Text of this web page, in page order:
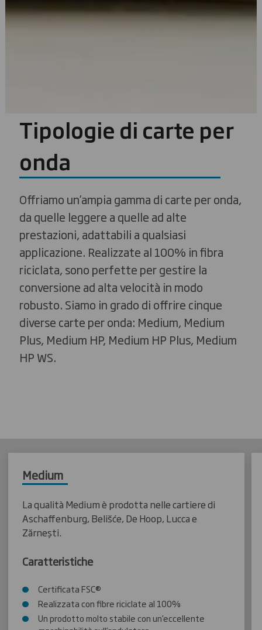
Tipologie di carte per
onda
Offriamo un’ampia gamma di carte per onda,
da quelle leggere a quelle ad alte
prestazioni, adattabili a qualsiasi
applicazione. Realizzate al 100% in fibra
riciclata, sono perfette per gestire la
conversione ad alta velocità in modo
robusto. Siamo in grado di offrire cinque
diverse carte per onda: Medium, Medium
Plus, Medium HP, Medium HP Plus, Medium
HP WS.
Medium
La qualità Medium è prodotta nelle cartiere di
Aschaffenburg, Belišće, De Hoop, Lucca e
Zărneşti.
Caratteristiche
Certificata FSC®
Realizzata con fibre riciclate al 100%
Un prodotto molto stabile con un’eccellente